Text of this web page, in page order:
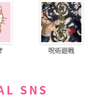
呪術廻戦
SNS